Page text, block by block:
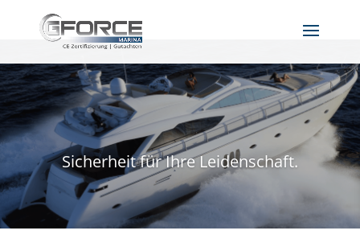
Sicherheit für Ihre Leidenschaft.